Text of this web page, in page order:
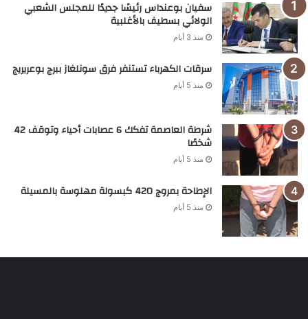
سفيان بوعنداس رئيسًا جديدًا للمجلس الشعبي
الولائي بسطيف بالأغلبية
منذ 3 أيام
سرقات الكهرباء تستنفر فرق سونلغاز ببرج بوعريريج
منذ 5 أيام
شرطة العاصمة تفكك 6 عصابات أحياء وتوقف 42
شخصًا
منذ 5 أيام
الإطاحة بمروج 420 كبسولة مهلوسة بالمسيلة
منذ 5 أيام